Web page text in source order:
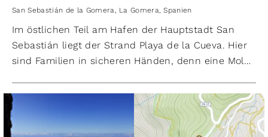
einen Einblick in die bewegte Geschichte der Insel.
San Sebastián de la Gomera La Gomera Spanien
Im östlichen Teil am Hafen der Hauptstadt San
Sebastián liegt der Strand Playa de la Cueva. Hier
sind Familien in sicheren Händen, denn eine Mole
Regel moderat. Das macht den Strand besonders
kinderfreundlich. Der Strand wird täglich gereinigt,
wodurch er als sehr sauber gilt.